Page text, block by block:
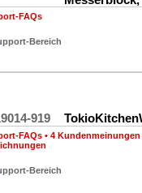
FAQs
Bereich
919
FAQs • 4 Kundenmeinungen
Bereich